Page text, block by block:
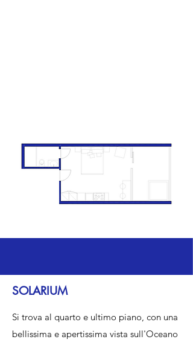
SOLARIUM
Si trova al quarto e ultimo piano, con una
bellissima e apertissima vista sull'Oceano